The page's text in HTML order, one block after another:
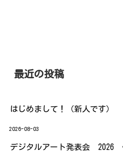
最近の投稿
はじめまして！（新人です）
2026-08-03
デジタルアート発表会 2026